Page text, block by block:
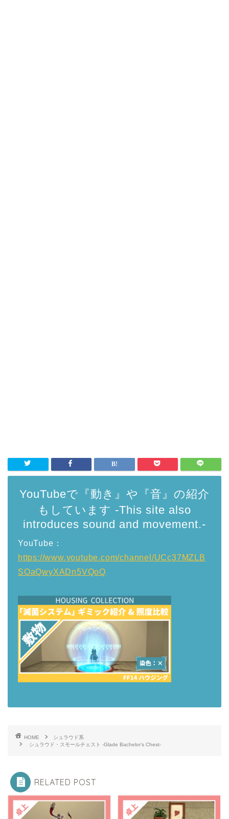
YouTubeで『動き』や『音』の紹介
もしています -This site also
introduces sound and movement.-
YouTube：
https://www.youtube.com/channel/UCc37MZLB
SOaQwyXADn5VQoQ
HOME
シュラウド系
シュラウド・スモールチェスト -Glade Bachelor’s Chest-
RELATED POST